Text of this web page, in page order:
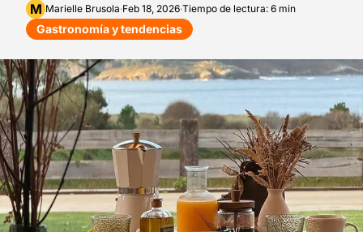
M Marielle Brusola·Feb 18, 2026·Tiempo de lectura: 6 min
Gastronomía y tendencias